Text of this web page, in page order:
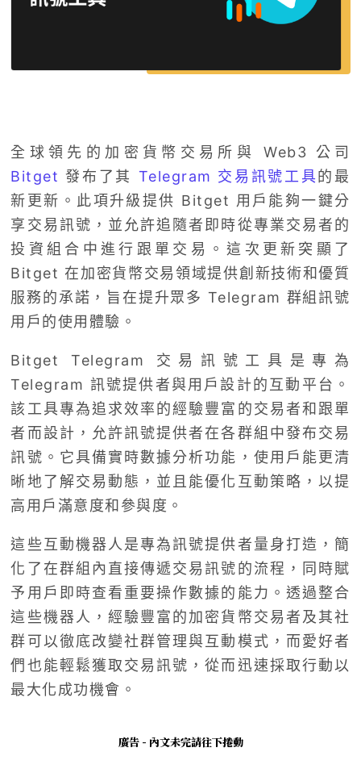
全球領先的加密貨幣交易所與 Web3 公司
Bitget 發布了其 Telegram 交易訊號工具的最
新更新。此項升級提供 Bitget 用戶能夠一鍵分
享交易訊號，並允許追隨者即時從專業交易者的
投資組合中進行跟單交易。這次更新突顯了
Bitget 在加密貨幣交易領域提供創新技術和優質
服務的承諾，旨在提升眾多 Telegram 群組訊號
用戶的使用體驗。
Bitget Telegram 交易訊號工具是專為
Telegram 訊號提供者與用戶設計的互動平台。
該工具專為追求效率的經驗豐富的交易者和跟單
者而設計，允許訊號提供者在各群組中發布交易
訊號。它具備實時數據分析功能，使用戶能更清
晰地了解交易動態，並且能優化互動策略，以提
高用戶滿意度和參與度。
這些互動機器人是專為訊號提供者量身打造，簡
化了在群組內直接傳遞交易訊號的流程，同時賦
予用戶即時查看重要操作數據的能力。透過整合
這些機器人，經驗豐富的加密貨幣交易者及其社
群可以徹底改變社群管理與互動模式，而愛好者
們也能輕鬆獲取交易訊號，從而迅速採取行動以
最大化成功機會。
廣告 - 內文未完請往下捲動